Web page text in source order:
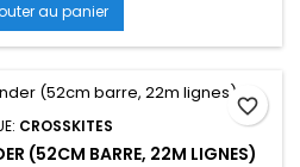
au panier
CROSSKITES
(52CM BARRE, 22M LIGNES)
favorite_border